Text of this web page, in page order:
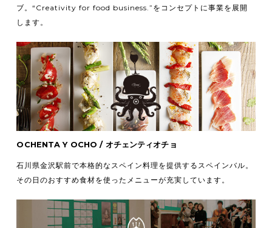
ブ。“Creativity for food business.”をコンセプトに事業を展開
します。
OCHENTA Y OCHO / オチェンティオチョ
石川県金沢駅前で本格的なスペイン料理を提供するスペインバル。
その日のおすすめ食材を使ったメニューが充実しています。